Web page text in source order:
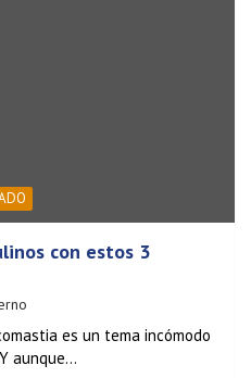
con estos 3
es un tema incómodo
aunque…